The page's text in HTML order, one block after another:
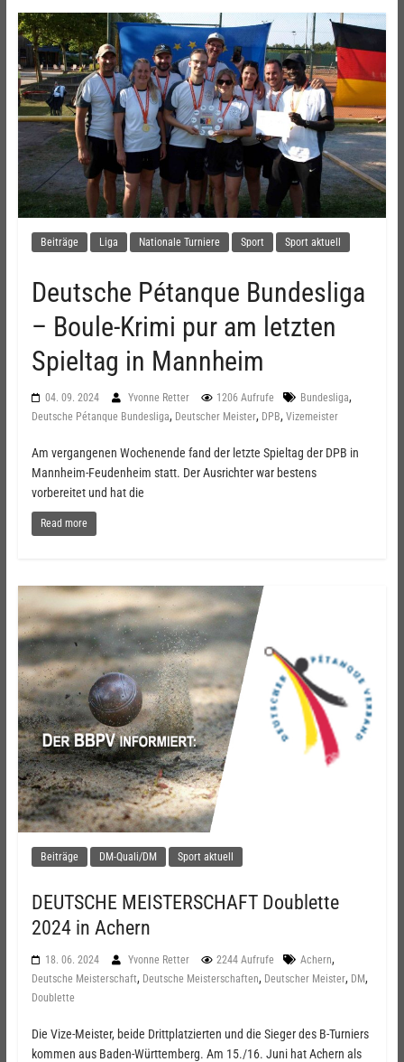
Beiträge Liga Nationale Turniere Sport Sport aktuell
Deutsche Pétanque Bundesliga
– Boule-Krimi pur am letzten
Spieltag in Mannheim
04. 09. 2024 Yvonne Retter 1206 Aufrufe Bundesliga,
Deutsche Pétanque Bundesliga, Deutscher Meister, DPB, Vizemeister
Am vergangenen Wochenende fand der letzte Spieltag der DPB in
Mannheim-Feudenheim statt. Der Ausrichter war bestens
vorbereitet und hat die
Read more
Beiträge DM-Quali/DM Sport aktuell
DEUTSCHE MEISTERSCHAFT Doublette
2024 in Achern
18. 06. 2024 Yvonne Retter 2244 Aufrufe Achern,
Deutsche Meisterschaft, Deutsche Meisterschaften, Deutscher Meister, DM,
Doublette
Die Vize-Meister, beide Drittplatzierten und die Sieger des B-Turniers
kommen aus Baden-Württemberg. Am 15./16. Juni hat Achern als